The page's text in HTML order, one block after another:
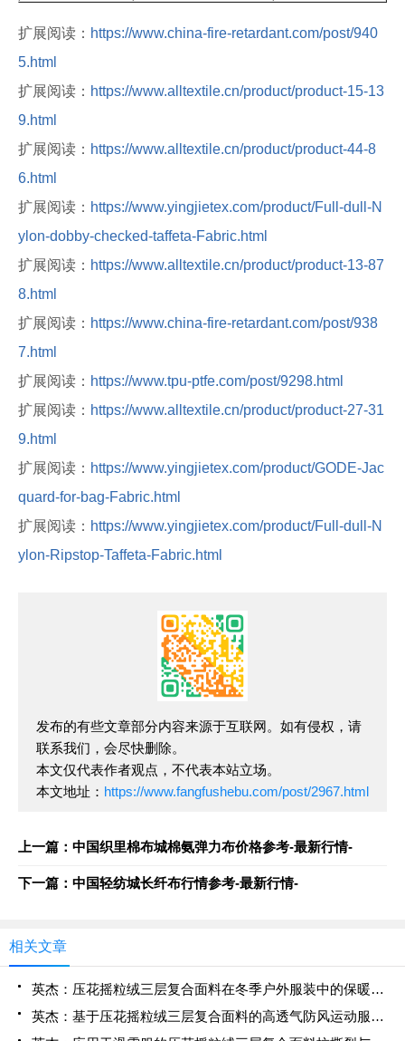
扩展阅读： https://www.china-fire-retardant.com/post/940
5.html
扩展阅读： https://www.alltextile.cn/product/product-15-13
9.html
扩展阅读： https://www.alltextile.cn/product/product-44-8
6.html
扩展阅读： https://www.yingjietex.com/product/Full-dull-N
ylon-dobby-checked-taffeta-Fabric.html
扩展阅读： https://www.alltextile.cn/product/product-13-87
8.html
扩展阅读： https://www.china-fire-retardant.com/post/938
7.html
扩展阅读： https://www.tpu-ptfe.com/post/9298.html
扩展阅读： https://www.alltextile.cn/product/product-27-31
9.html
扩展阅读： https://www.yingjietex.com/product/GODE-Jac
quard-for-bag-Fabric.html
扩展阅读： https://www.yingjietex.com/product/Full-dull-N
ylon-Ripstop-Taffeta-Fabric.html
发布的有些文章部分内容来源于互联网。如有侵权，请
联系我们，会尽快删除。
本文仅代表作者观点，不代表本站立场。
本文地址： https://www.fangfushebu.com/post/2967.html
上一篇：中国织里棉布城棉氨弹力布价格参考-最新行情-
下一篇：中国轻纺城长纤布行情参考-最新行情-
相关文章
英杰：压花摇粒绒三层复合面料在冬季户外服装中的保暖性能优化研究
英杰：基于压花摇粒绒三层复合面料的高透气防风运动服饰开发